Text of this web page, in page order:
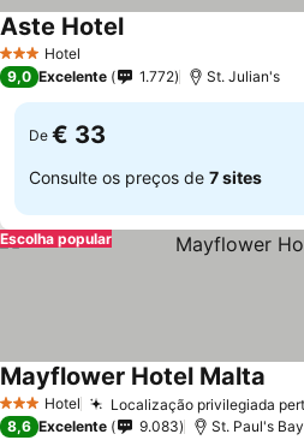
3 EstrelasHotel
Aste HotelVer preços
9,0 Excelente 1.772 St. Julian's
De € 33
Consulte os preços de 7 sites
Escolha popular
3 EstrelasHotel Localização privilegiada
Mayflower Hotel Malta
8,6 Excelente 9.083 St. Paul's Bay